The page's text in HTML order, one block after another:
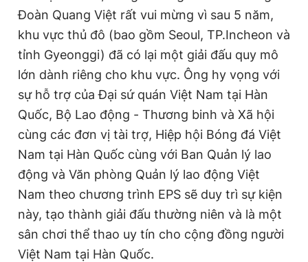
Đoàn Quang Việt rất vui mừng vì sau 5 năm,
khu vực thủ đô (bao gồm Seoul, TP.Incheon và
tỉnh Gyeonggi) đã có lại một giải đấu quy mô
lớn dành riêng cho khu vực. Ông hy vọng với
sự hỗ trợ của Đại sứ quán Việt Nam tại Hàn
Quốc, Bộ Lao động - Thương binh và Xã hội
cùng các đơn vị tài trợ, Hiệp hội Bóng đá Việt
Nam tại Hàn Quốc cùng với Ban Quản lý lao
động và Văn phòng Quản lý lao động Việt
Nam theo chương trình EPS sẽ duy trì sự kiện
này, tạo thành giải đấu thường niên và là một
sân chơi thể thao uy tín cho cộng đồng người
Việt Nam tại Hàn Quốc.